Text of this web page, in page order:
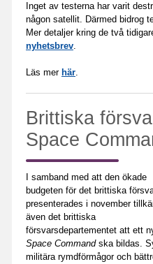
Inget av testerna har varit
någon satellit. Därmed bidrog
Mer detaljer kring de två
nyhetsbrev.
Läs mer här.
Brittiska
Space
I samband med att den ökade
budgeten för det brittiska
presenterades i november
även det brittiska
försvarsdepartementet att ett
Space Commandska bildas.
militära rymdförmågor och